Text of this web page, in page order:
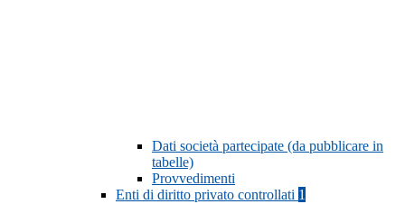
Dati società partecipate (da pubblicare in
tabelle)
Provvedimenti
Enti di diritto privato controllati 1